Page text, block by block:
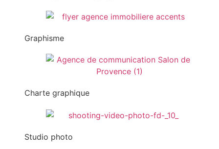
Graphisme
Charte graphique
Studio photo